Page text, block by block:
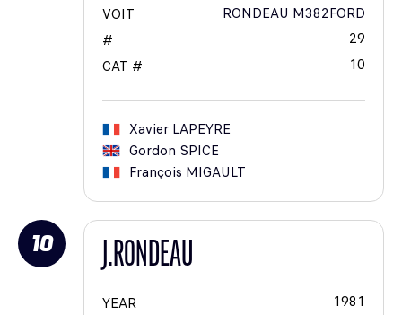
VOIT
RONDEAU M382FORD
#
29
CAT #
10
Xavier LAPEYRE
Gordon SPICE
François MIGAULT
10 J.RONDEAU
YEAR
1981